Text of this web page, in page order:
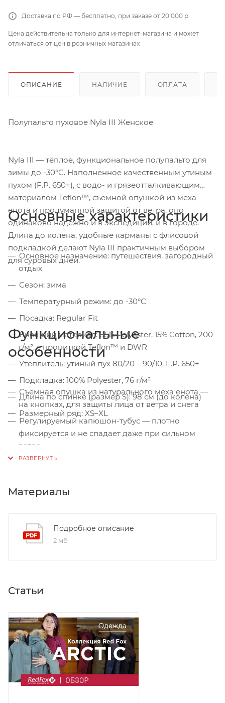
Доставка по РФ — бесплатно, при заказе от 20 000 р.
Цена действительна только для интернет-магазина и может
отличаться от цен в розничных магазинах
ОПИСАНИЕ НАЛИЧИЕ ОПЛАТА
Полупальто пуховое Nyla III Женское
Nyla III — тёплое, функциональное полупальто для
зимы до -30°C. Наполненное качественным утиным
пухом (F.P. 650+), с водо- и грязеотталкивающим
материалом Teflon™, съёмной опушкой из меха
енота и продуманной защитой от ветра, оно
одинаково надёжно и в экспедиции, и в городе.
Длина до колена, удобные карманы с флисовой
подкладкой делают Nyla III практичным выбором
для суровых дней.
Основные характеристики
Основное назначение: путешествия, загородный
отдых
Сезон: зима
Температурный режим: до -30°C
Посадка: Regular Fit
Внешний материал: 85% Polyester, 15% Cotton, 200
г/м², с пропиткой Teflon™ и DWR
Утеплитель: утиный пух 80/20 – 90/10, F.P. 650+
Подкладка: 100% Polyester, 76 г/м²
Длина по спинке (размер S): 98 см (до колена)
Размерный ряд: XS–XL
Функциональные
особенности
Съёмная опушка из натурального меха енота —
на кнопках, для защиты лица от ветра и снега
Регулируемый капюшон-тубус — плотно
фиксируется и не спадает даже при сильном
ветре
Дополнительный синтетический утеплитель в
рюкзаком или при сидении
кожу
Ветрозащитная планка на магнитных кнопках +
Боковые карманы на влагозащитных молниях с
согревания рук или хранения перчаток
Регулируемые по длине рукава + удлинённые
трикотажные манжеты — полная изоляция
запястий от холода
Снегозащитная юбка — предотвращает
проникновение снега и ветра внутрь
Материалы
Подробное описание
2 мб
Статьи